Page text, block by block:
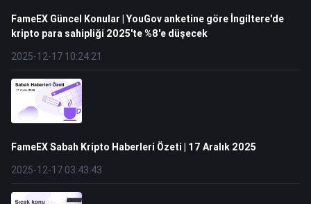
FameEX Güncel Konular | YouGov anketine göre İngiltere'de
kripto para sahipliği 2025'te %8'e düşecek
2025-12-17 10:24:21
FameEX Sabah Kripto Haberleri Özeti | 17 Aralık 2025
2025-12-17 03:43:43